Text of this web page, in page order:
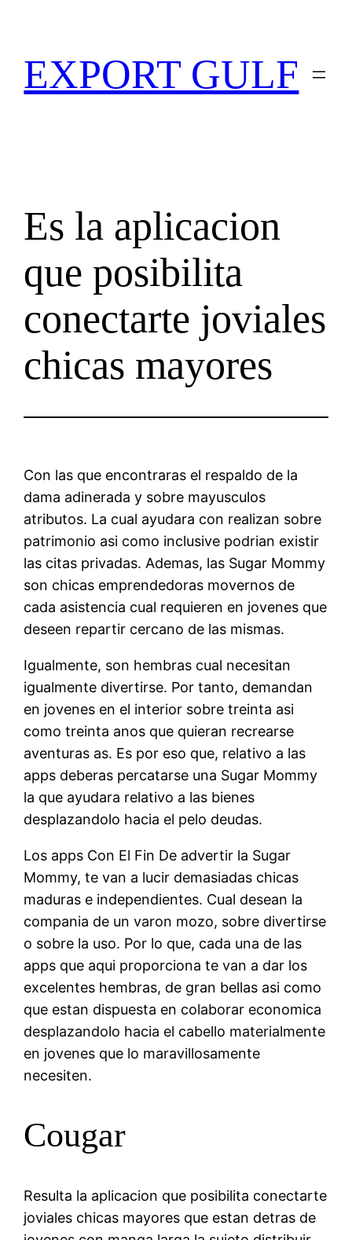
EXPORT GULF
Es la aplicacion
que posibilita
conectarte joviales
chicas mayores
Con las que encontraras el respaldo de la
dama adinerada y sobre mayusculos
atributos. La cual ayudara con realizan sobre
patrimonio asi como inclusive podrian existir
las citas privadas. Ademas, las Sugar Mommy
son chicas emprendedoras movernos de
cada asistencia cual requieren en jovenes que
deseen repartir cercano de las mismas.
Igualmente, son hembras cual necesitan
igualmente divertirse. Por tanto, demandan
en jovenes en el interior sobre treinta asi
como treinta anos que quieran recrearse
aventuras as. Es por eso que, relativo a las
apps deberas percatarse una Sugar Mommy
la que ayudara relativo a las bienes
desplazandolo hacia el pelo deudas.
Los apps Con El Fin De advertir la Sugar
Mommy, te van a lucir demasiadas chicas
maduras e independientes. Cual desean la
compania de un varon mozo, sobre divertirse
o sobre la uso. Por lo que, cada una de las
apps que aqui proporciona te van a dar los
excelentes hembras, de gran bellas asi como
que estan dispuesta en colaborar economica
desplazandolo hacia el cabello materialmente
en jovenes que lo maravillosamente
necesiten.
Cougar
Resulta la aplicacion que posibilita conectarte
joviales chicas mayores que estan detras de